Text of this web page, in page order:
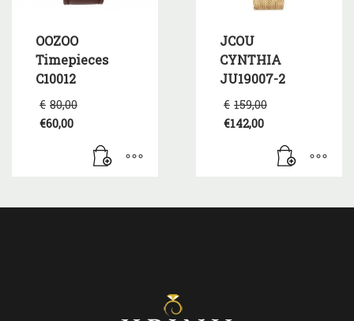
OOZOO
Timepieces
C10012
€ 80,00
€80,00.
€60,00
τρέχουσα
JCOU
CYNTHIA
JU19007-2
€ 159,00
€159,00.
€142,00
τρέχουσα